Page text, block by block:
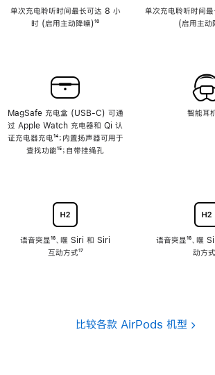
单次充电聆听时间最长可达 8 小
时 (启用主动降噪)脚
¹⁰
MagSafe 充电盒 (USB-C) 可通
过 Apple Watch 充电器和 Qi 认
证充电器充电脚
注
¹⁴；内置扬声器可用于
查找功能脚
¹⁵；自带挂绳孔
语音突显脚
注
¹⁶、嘿 Siri 和 Siri
互动方式脚
¹⁷
单次充电聆听时间
(启用主动
智能耳
语音突显脚
注
¹⁶、嘿
动方式
比较各款 AirPods 机型